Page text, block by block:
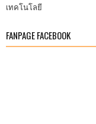
เทคโนโลยี
FANPAGE FACEBOOK